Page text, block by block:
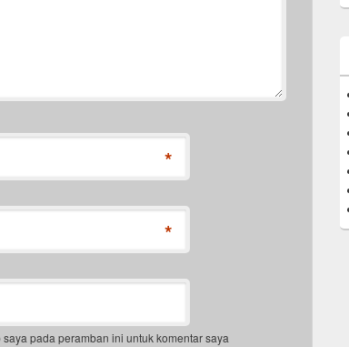
*
*
pada peramban ini untuk komentar saya